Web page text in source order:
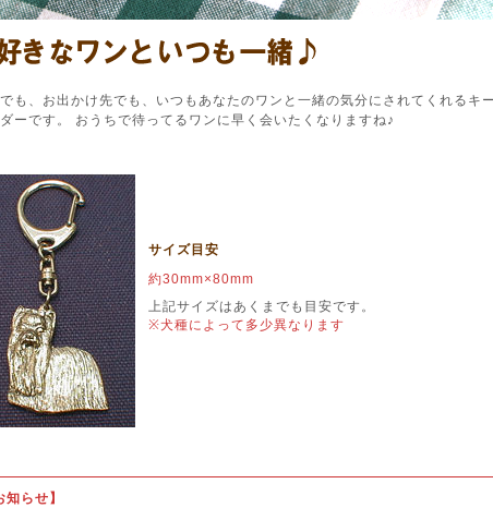
も、お出かけ先でも、いつもあなたのワンと一緒の気分にされてくれるキ
ーです。 おうちで待ってるワンに早く会いたくなりますね♪
サイズ目安
約30mm×80mm
上記サイズはあくまでも目安です。
※犬種によって多少異なります
知らせ】